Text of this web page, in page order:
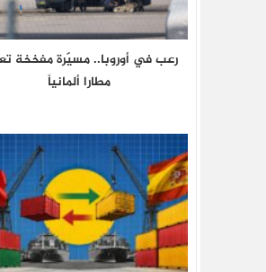
رعب في أوروبا.. مسيّرة مفخخة
مطارا ألمانياً